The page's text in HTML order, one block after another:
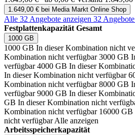
1.649,00 € bei Media Markt Online Shop
Alle 32 Angebote anzeigen 32 Angebote
Festplattenkapazität Gesamt
1000 GB
1000 GB In dieser Kombination nicht
Kombination nicht verfügbar 3000 GB
verfügbar 4000 GB In dieser
In dieser Kombination nicht verfügbar
Kombination nicht verfügbar 8000 GB
verfügbar 9000 GB In dieser
GB In dieser Kombination nicht
Kombination nicht verfügbar 16000 GB
nicht verfügbar Alle anzeigen
Arbeitsspeicherkapazität